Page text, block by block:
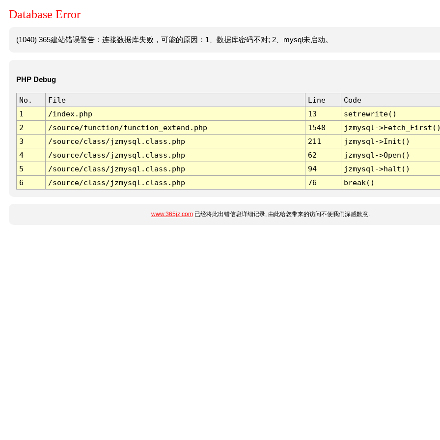
Database Error
(1040) 365建站错误警告：连接数据库失败，可能的原因：1、数据库密码不对; 2、mysql未启动。
PHP Debug
No. File Line
Code
1
/index.php 13
setrewrite()
2
/source/function/function_extend.php 1548
jzmysql-
3
/source/class/jzmysql.class.php 211
jzmysql->Init()
4
/source/class/jzmysql.class.php 62
jzmysql->Open()
5
/source/class/jzmysql.class.php 94
jzmysql->halt()
6
/source/class/jzmysql.class.php 76 break()
www.365jz.com已经将此出错信息详细记录, 由此给您带来的访问不便我们深感歉意.